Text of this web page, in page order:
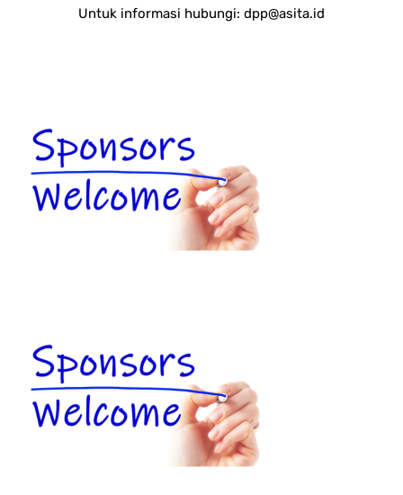
Untuk informasi hubungi: dpp@asita.id